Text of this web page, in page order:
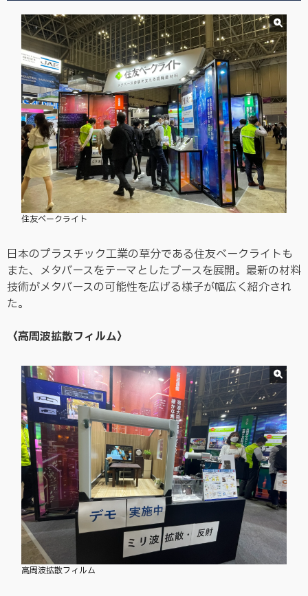
住友ベークライト
日本のプラスチック工業の草分である住友ベークライトも
また、メタバースをテーマとしたブースを展開。最新の材料
技術がメタバースの可能性を広げる様子が幅広く紹介され
た。
〈高周波拡散フィルム〉
高周波拡散フィルム